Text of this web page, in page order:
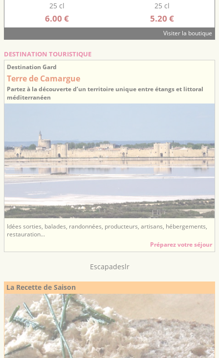
25 cl
6.00 €
25 cl
5.20 €
Visiter la boutique
DESTINATION TOURISTIQUE
Destination Gard
Terre de Camargue
Partez à la découverte d’un territoire unique entre étangs et littoral
méditerranéen
Idées sorties, balades, randonnées, producteurs, artisans, hébergements,
restauration...
Préparez votre séjour
Escapadeslr
La Recette de Saison